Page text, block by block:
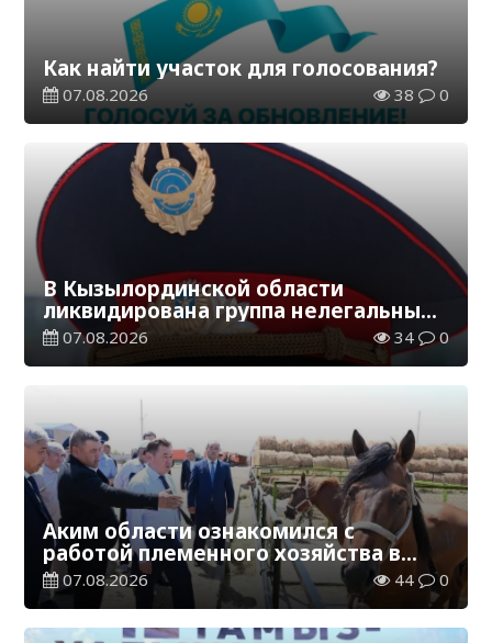
Как найти участок для голосования?
07.08.2026 38 0
В Кызылординской области
ликвидирована группа нелегальных
добытчиков золота
07.08.2026 34 0
Аким области ознакомился с
работой племенного хозяйства в
Жанакорганском районе
07.08.2026 44 0